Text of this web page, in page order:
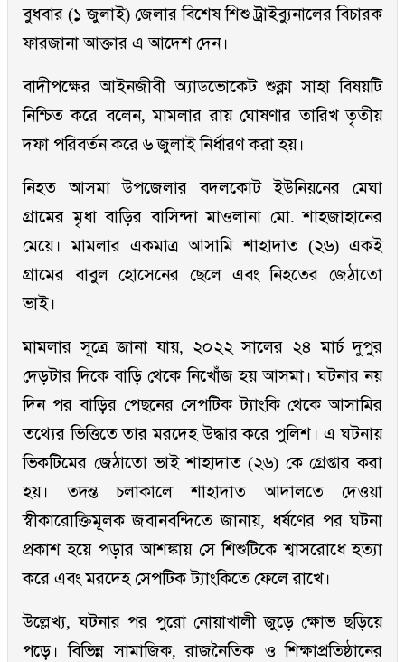
বুধবার (১ জুলাই) জেলার বিশেষ শিশু ট্রাইব্যুনালের বিচারক
ফারজানা আক্তার এ আদেশ দেন।
বাদীপক্ষের আইনজীবী অ্যাডভোকেট শুক্লা সাহা বিষয়টি
নিশ্চিত করে বলেন, মামলার রায় ঘোষণার তারিখ তৃতীয়
দফা পরিবর্তন করে ৬ জুলাই নির্ধারণ করা হয়।
নিহত আসমা উপজেলার বদলকোট ইউনিয়নের মেঘা
গ্রামের মৃধা বাড়ির বাসিন্দা মাওলানা মো. শাহজাহানের
মেয়ে। মামলার একমাত্র আসামি শাহাদাত (২৬) একই
গ্রামের বাবুল হোসেনের ছেলে এবং নিহতের জেঠাতো
ভাই।
মামলার সূত্রে জানা যায়, ২০২২ সালের ২৪ মার্চ দুপুর
দেড়টার দিকে বাড়ি থেকে নিখোঁজ হয় আসমা। ঘটনার নয়
দিন পর বাড়ির পেছনের সেপটিক ট্যাংকি থেকে আসামির
তথ্যের ভিত্তিতে তার মরদেহ উদ্ধার করে পুলিশ। এ ঘটনায়
ভিকটিমের জেঠাতো ভাই শাহাদাত (২৬) কে গ্রেপ্তার করা
হয়। তদন্ত চলাকালে শাহাদাত আদালতে দেওয়া
স্বীকারোক্তিমূলক জবানবন্দিতে জানায়, ধর্ষণের পর ঘটনা
প্রকাশ হয়ে পড়ার আশঙ্কায় সে শিশুটিকে শ্বাসরোধে হত্যা
করে এবং মরদেহ সেপটিক ট্যাংকিতে ফেলে রাখে।
উল্লেখ্য, ঘটনার পর পুরো নোয়াখালী জুড়ে ক্ষোভ ছড়িয়ে
পড়ে। বিভিন্ন সামাজিক, রাজনৈতিক ও শিক্ষাপ্রতিষ্ঠানের